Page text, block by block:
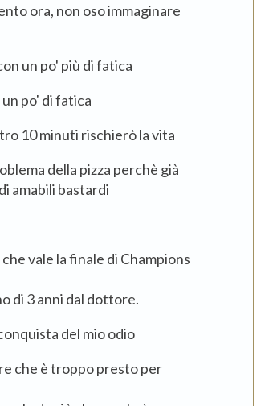
ora, non oso immaginare
un po' più di fatica
po' di fatica
10 minuti rischierò la vita
della pizza perchè già
amabili bastardi
vale la finale di Champions
di 3 anni dal dottore.
del mio odio
che è troppo presto per